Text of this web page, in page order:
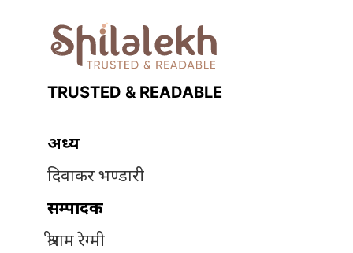
TRUSTED & READABLE
अध्यक्ष
दिवाकर भण्डारी
सम्पादक
श्रीराम रेग्मी